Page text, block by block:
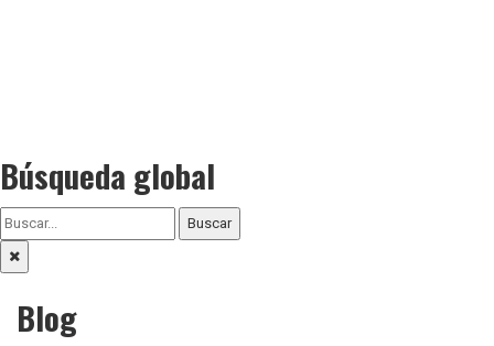
Búsqueda global
Buscar
Blog